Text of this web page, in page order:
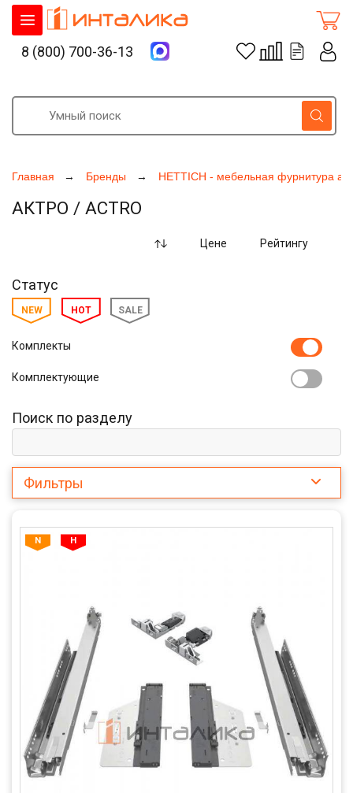
Главная Бренды HETTICH - мебельная фурнитура
АКТРО / ACTRO
Цене Рейтингу
Статус
NEW HOT SALE
Комплекты
Комплектующие
Поиск по разделу
Фильтры
8 (800) 700-36-13